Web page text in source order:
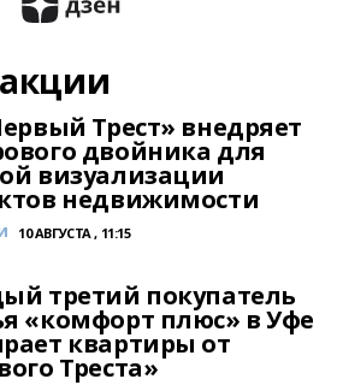
Трест» внедряет
двойника для
визуализации
недвижимости
10 АВГУСТА , 11:15
третий покупатель
«комфорт плюс» в Уфе
квартиры от
Треста»